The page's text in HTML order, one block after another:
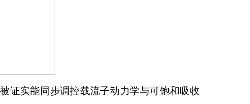
证实能同步调控载流子动力学与可饱和吸收